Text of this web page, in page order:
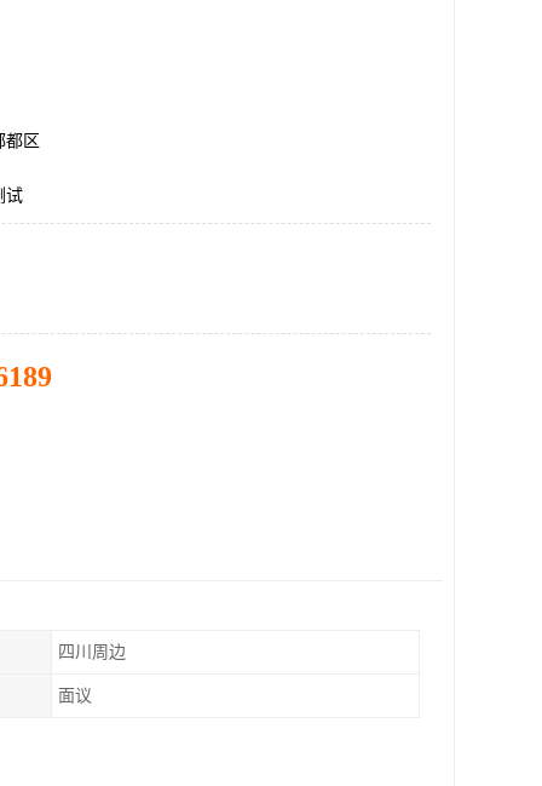
都区
试
四川周边
面议